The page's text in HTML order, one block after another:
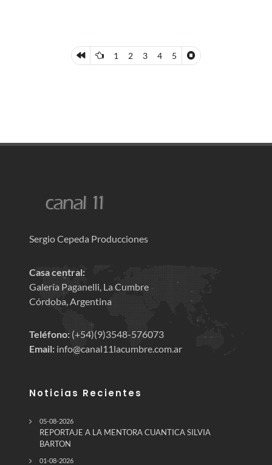
1 2 3 4 5
Sergio Cepeda Producciones
Casa central:
Galería Paganelli, La Cumbre
Córdoba, Argentina
Teléfono: (+54)(9)3548-576073
Email: info@canal11lacumbre.com.ar
Noticias Recientes
05-08-2026
REPORTAJE A LA MENTORA CUANTICA SILVIA
BARTON
01-08-2026